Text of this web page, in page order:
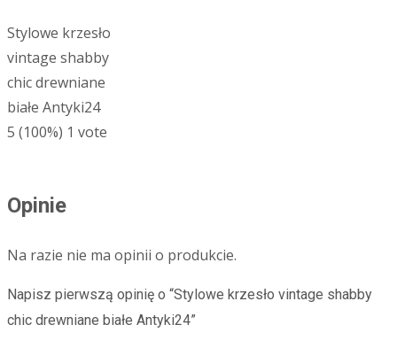
Stylowe krzesło
vintage shabby
chic drewniane
białe Antyki24
5 (100%) 1 vote
Opinie
Na razie nie ma opinii o produkcie.
Napisz pierwszą opinię o “Stylowe krzesło vintage shabby
chic drewniane białe Antyki24”